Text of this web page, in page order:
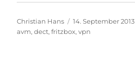
Autor
Christian Hans
Veröffentlicht
am
14. September 2013
avm,dect,fritzbox,vpn